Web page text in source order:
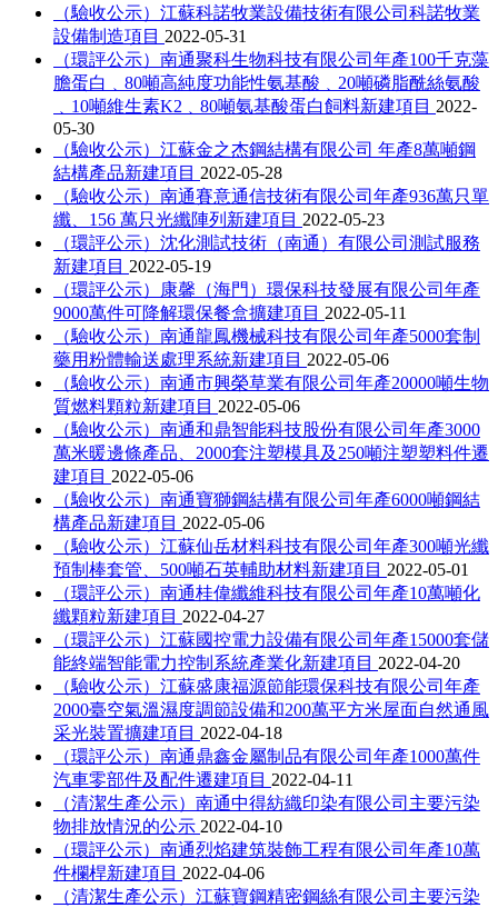
（驗收公示）江蘇科諾牧業設備技術有限公司科諾牧業
設備制造項目 2022-05-31
（環評公示）南通聚科生物科技有限公司年產100千克藻
膽蛋白﹑80噸高純度功能性氨基酸﹑20噸磷脂酰絲氨酸
﹑10噸維生素K2﹑80噸氨基酸蛋白飼料新建項目 2022-
05-30
（驗收公示）江蘇金之杰鋼結構有限公司 年產8萬噸鋼
結構產品新建項目 2022-05-28
（驗收公示）南通賽意通信技術有限公司年產936萬只單
纖、156 萬只光纖陣列新建項目 2022-05-23
（環評公示）沈化測試技術（南通）有限公司測試服務
新建項目 2022-05-19
（環評公示）康馨（海門）環保科技發展有限公司年產
9000萬件可降解環保餐盒擴建項目 2022-05-11
（驗收公示）南通龍鳳機械科技有限公司年產5000套制
藥用粉體輸送處理系統新建項目 2022-05-06
（驗收公示）南通市興榮草業有限公司年產20000噸生物
質燃料顆粒新建項目 2022-05-06
（驗收公示）南通和鼎智能科技股份有限公司年產3000
萬米暖邊條產品、2000套注塑模具及250噸注塑塑料件遷
建項目 2022-05-06
（驗收公示）南通寶獅鋼結構有限公司年產6000噸鋼結
構產品新建項目 2022-05-06
（驗收公示）江蘇仙岳材料科技有限公司年產300噸光纖
預制棒套管、500噸石英輔助材料新建項目 2022-05-01
（環評公示）南通桂偉纖維科技有限公司年產10萬噸化
纖顆粒新建項目 2022-04-27
（環評公示）江蘇國控電力設備有限公司年產15000套儲
能終端智能電力控制系統產業化新建項目 2022-04-20
（驗收公示）江蘇盛康福源節能環保科技有限公司年產
2000臺空氣溫濕度調節設備和200萬平方米屋面自然通風
采光裝置擴建項目 2022-04-18
（環評公示）南通鼎鑫金屬制品有限公司年產1000萬件
汽車零部件及配件遷建項目 2022-04-11
（清潔生產公示）南通中得紡織印染有限公司主要污染
物排放情況的公示 2022-04-10
（環評公示）南通烈焰建筑裝飾工程有限公司年產10萬
件欄桿新建項目 2022-04-06
（清潔生產公示）江蘇寶鋼精密鋼絲有限公司主要污染